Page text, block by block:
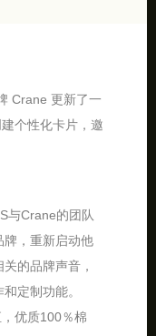
Crane 更新了一
个性化卡片，邀
与Crane的团队
牌，重新启动他
的品牌声音，
定制功能。
优质100％棉